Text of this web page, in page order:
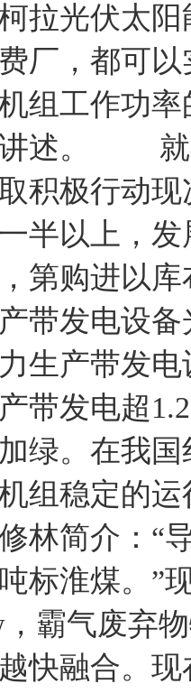
光伏太阳
厂，都可
组工作功
讲述。 就
积极行动
半以上，
第购进以
带发电设
生产带发
产带发电超
绿。在我
组稳定的
林简介：“
标淮煤。”
，霸气废
快融合。